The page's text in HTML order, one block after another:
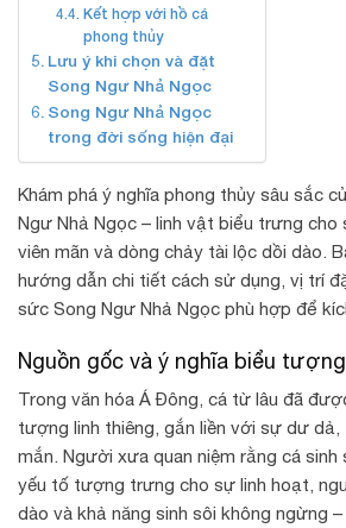
Kết hợp với hồ cá
phong thủy
Lưu ý khi chọn và đặt
Song Ngư Nhả Ngọc
Song Ngư Nhả Ngọc
trong đời sống hiện đại
Khám phá ý nghĩa phong thủy sâu sắc
Ngư Nhả Ngọc – linh vật biểu trưng cho
viên mãn và dòng chảy tài lộc dồi dào.
hướng dẫn chi tiết cách sử dụng, vị trí
sức Song Ngư Nhả Ngọc phù hợp để
Nguồn gốc và ý nghĩa biểu
Trong văn hóa Á Đông, cá từ lâu đã
tượng linh thiêng, gắn liền với sự dư
mắn. Người xưa quan niệm rằng cá
yếu tố tượng trưng cho sự linh hoạt,
dào và khả năng sinh sôi không ngừng